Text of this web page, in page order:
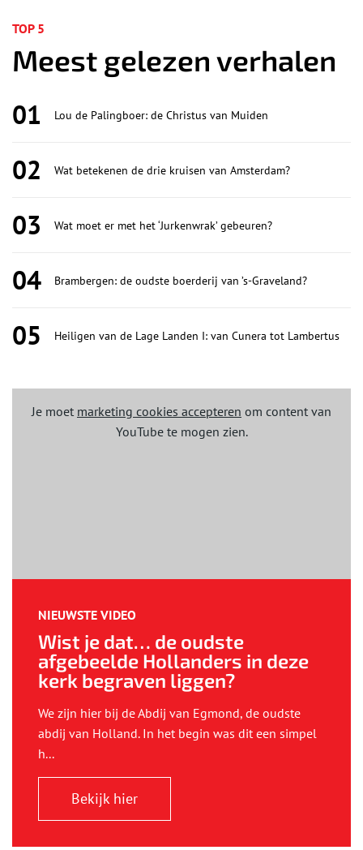
TOP 5
Meest gelezen verhalen
01 Lou de Palingboer: de Christus van Muiden
02 Wat betekenen de drie kruisen van Amsterdam?
03 Wat moet er met het ‘Jurkenwrak’ gebeuren?
04 Brambergen: de oudste boerderij van ’s-Graveland?
05 Heiligen van de Lage Landen I: van Cunera tot Lambertus
Je moet marketing cookies accepteren om content van
YouTube te mogen zien.
NIEUWSTE VIDEO
Wist je dat… de oudste
afgebeelde Hollanders in deze
kerk begraven liggen?
We zijn hier bij de Abdij van Egmond, de oudste
abdij van Holland. In het begin was dit een simpel
h...
Bekijk hier